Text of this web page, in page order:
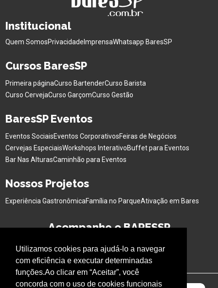
Utilizamos cookies para ajudá-lo a navegar
com eficiência e executar determinadas
funções.Ao clicar em “Aceitar”, você
concorda com o uso de cookies funcionais
Institucional
Quem SomosPrivacidade ImprensaWhatsapp BaresSP
Cursos BaresSP
Primeira páginaCurso BartenderCurso Barista
Curso CervejaCurso GarçomCurso Gestão
BaresSP Eventos
Eventos SociaisEventos CorporativosFeiras de Negócios
Cervejas EspeciaisWorkshops InterativoBuffet para Eventos
Bar Nas AlturasCaminhão para Eventos
Nossos Projetos
Experiência GastronômicaFamília no ParqueAtivação em Bares
Acompanhe o BARESSP